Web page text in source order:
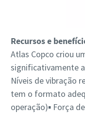
Recursos e
Atlas Copco criou
significativamente
Níveis de vibração
tem o formato
operação)▪ Força